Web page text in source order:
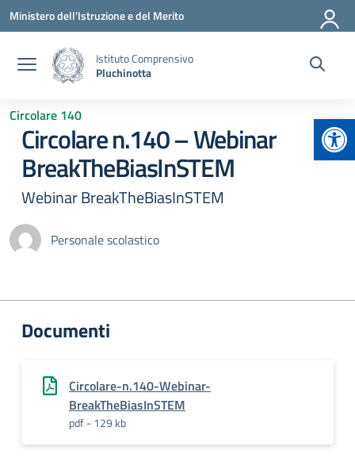
Vai ai contenuti
Vai al menu di navigazione
Vai al footer
Ministero dell'Istruzione e del Merito
Istituto Comprensivo
Pluchinotta
Circolare 140
Circolare n.140 – Webinar
BreakTheBiasInSTEM
Webinar BreakTheBiasInSTEM
Personale scolastico
Documenti
Circolare-n.140-Webinar-
BreakTheBiasInSTEM
pdf - 129 kb